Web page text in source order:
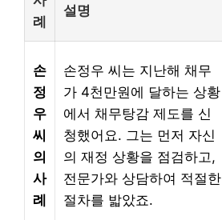
례
설명
손
정
우
씨
의
사
례
손정우 씨는 지난해 채무
가 4천만원에 달하는 상황
에서 채무탕감 제도를 신
청했어요. 그는 먼저 자신
의 재정 상황을 점검하고,
전문가와 상담하여 적절한
절차를 밟았죠.